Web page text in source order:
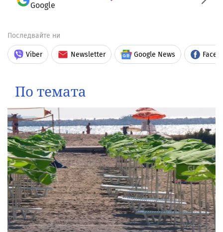
Google
Последвайте ни
Viber Newsletter Google News
По темата